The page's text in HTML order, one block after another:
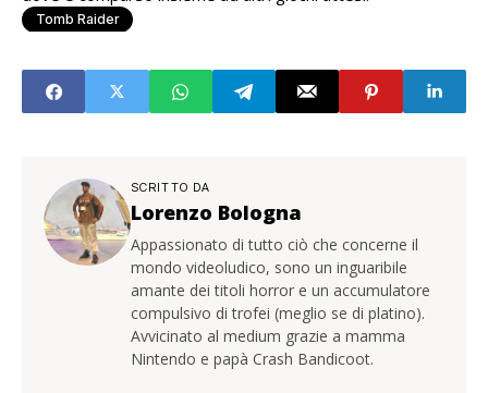
Tomb Raider
SCRITTO DA
Lorenzo Bologna
Appassionato di tutto ciò che concerne il
mondo videoludico, sono un inguaribile
amante dei titoli horror e un accumulatore
compulsivo di trofei (meglio se di platino).
Avvicinato al medium grazie a mamma
Nintendo e papà Crash Bandicoot.